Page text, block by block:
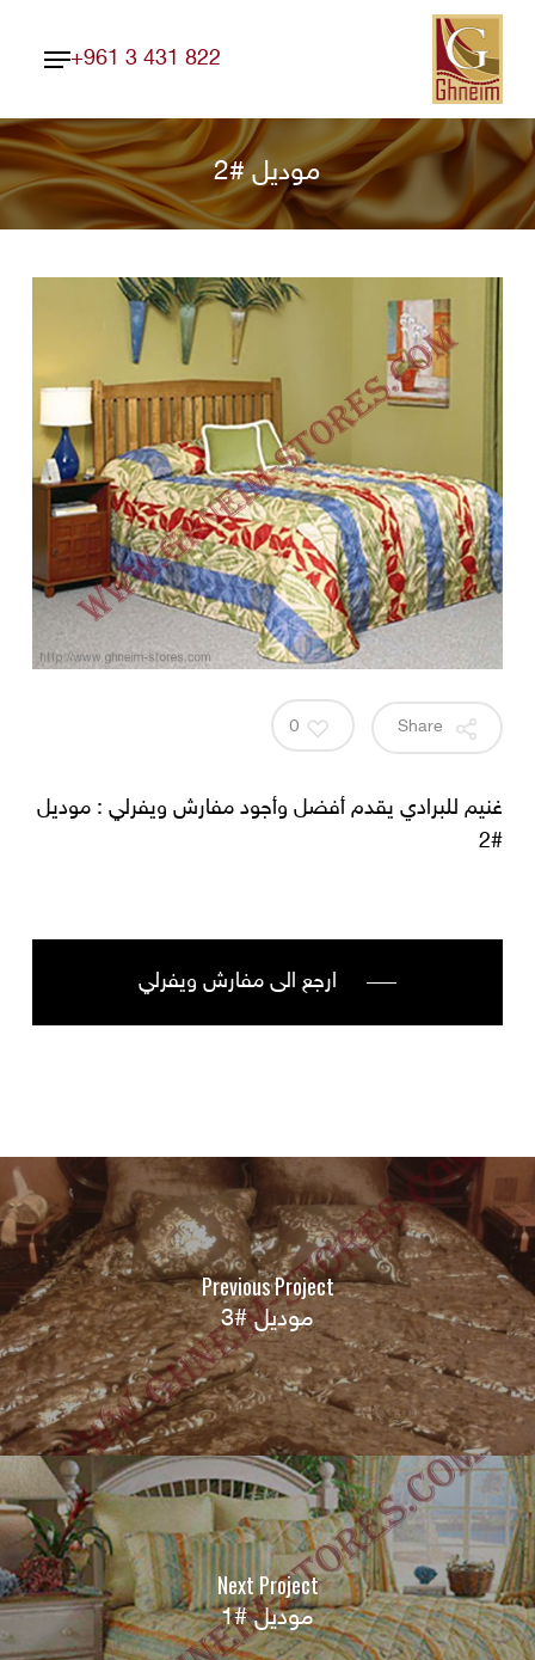
Skip
main
content
+961 3 431 822
Menu
موديل #2
0
غنيم للبرادي يقدم أفضل وأجود مفارش ويفرلي : موديل
#2
ارجع الى مفارش ويفرلي
Previous Project
موديل #3
Next Project
موديل #1
Close
Menu